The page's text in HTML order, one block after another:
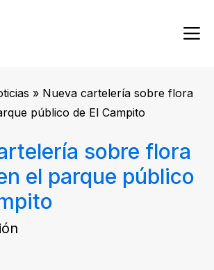
» Nueva cartelería sobre flora
público de El Campito
sobre flora
el parque público